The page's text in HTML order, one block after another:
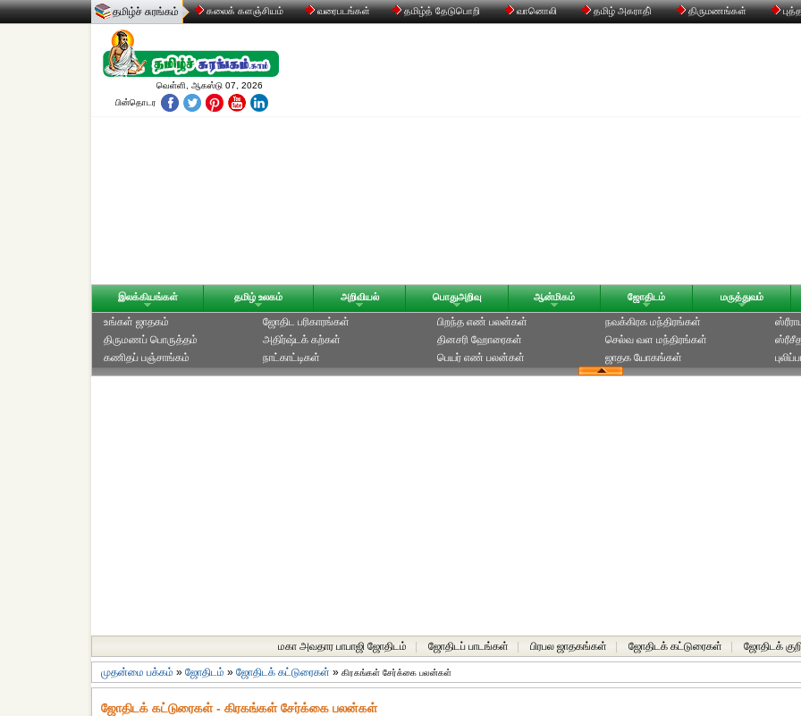
தமிழ்ச் சுரங்கம் கலைக் களஞ்சியம் வரைபடங்கள் தமிழ்த் தேடுபொறி வானொலி தமிழ் அகராதி் திருமணங்கள்
வெள்ளி, ஆகஸ்டு 07, 2026
பின்தொடர
இலக்கியங்கள் தமிழ் உலகம் அறிவியல் பொதுஅறிவு ஆன்மிகம் ஜோதிடம் மருத்துவம்
உங்கள் ஜாதகம்
திருமணப் பொருத்தம்
கணிதப் பஞ்சாங்கம்
ஜோதிட ப‌ரிகார‌ங்க‌ள்
அதிர்ஷ்டக் கற்கள்
நாட்காட்டிகள்
பிறந்த எண் பலன்கள்
தினசரி ஹோரைகள்
பெயர் எண் பலன்கள்
நவக்கிரக மந்திரங்கள்
செல்வ வள மந்திரங்கள்
ஜாதக யோகங்கள்
மகா அவதார பாபாஜி ஜோதிடம் ஜோதிடப் பாடங்கள் பிரபல ஜாதகங்கள் ஜோதிடக் கட்டுரைகள் ஜோதிடக்
முதன்மை பக்கம் » ஜோதிடம் » ஜோதிடக் கட்டுரைகள் » கிரகங்கள் சேர்க்கை பலன்கள்
ஜோதிடக் கட்டுரைகள் - கிரகங்கள் சேர்க்கை பலன்கள்